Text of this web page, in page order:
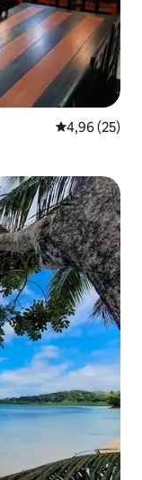
4,96 de uma
4,96 (25)